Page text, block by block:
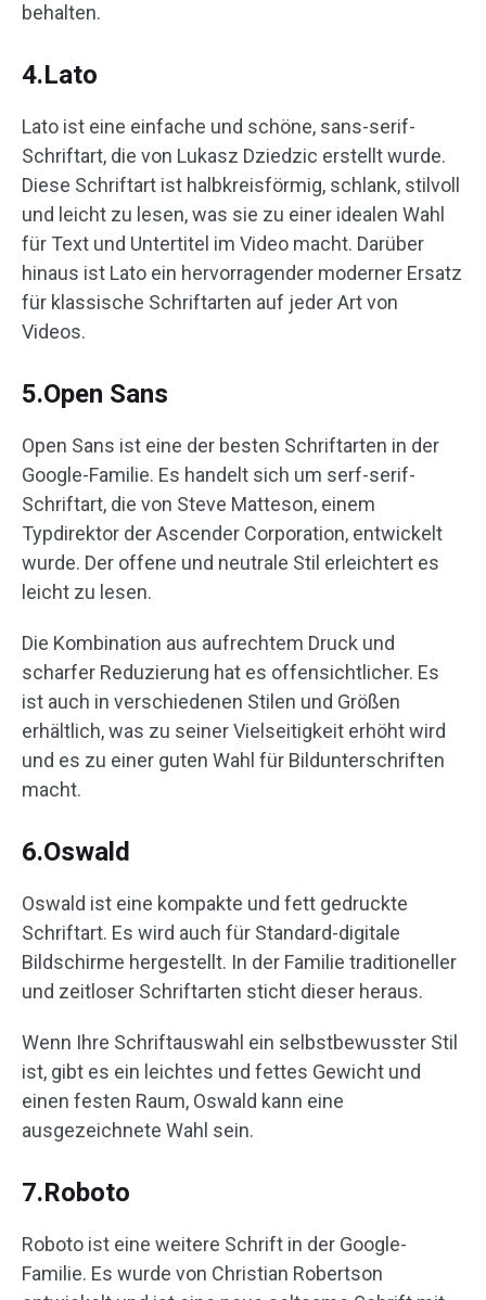
behalten.
4.Lato
Lato ist eine einfache und schöne, sans-serif-
Schriftart, die von Lukasz Dziedzic erstellt wurde.
Diese Schriftart ist halbkreisförmig, schlank, stilvoll
und leicht zu lesen, was sie zu einer idealen Wahl
für Text und Untertitel im Video macht. Darüber
hinaus ist Lato ein hervorragender moderner Ersatz
für klassische Schriftarten auf jeder Art von
Videos.
5.Open Sans
Open Sans ist eine der besten Schriftarten in der
Google-Familie. Es handelt sich um serf-serif-
Schriftart, die von Steve Matteson, einem
Typdirektor der Ascender Corporation, entwickelt
wurde. Der offene und neutrale Stil erleichtert es
leicht zu lesen.
Die Kombination aus aufrechtem Druck und
scharfer Reduzierung hat es offensichtlicher. Es
ist auch in verschiedenen Stilen und Größen
erhältlich, was zu seiner Vielseitigkeit erhöht wird
und es zu einer guten Wahl für Bildunterschriften
macht.
6.Oswald
Oswald ist eine kompakte und fett gedruckte
Schriftart. Es wird auch für Standard-digitale
Bildschirme hergestellt. In der Familie traditioneller
und zeitloser Schriftarten sticht dieser heraus.
Wenn Ihre Schriftauswahl ein selbstbewusster Stil
ist, gibt es ein leichtes und fettes Gewicht und
einen festen Raum, Oswald kann eine
ausgezeichnete Wahl sein.
7.Roboto
Roboto ist eine weitere Schrift in der Google-
Familie. Es wurde von Christian Robertson